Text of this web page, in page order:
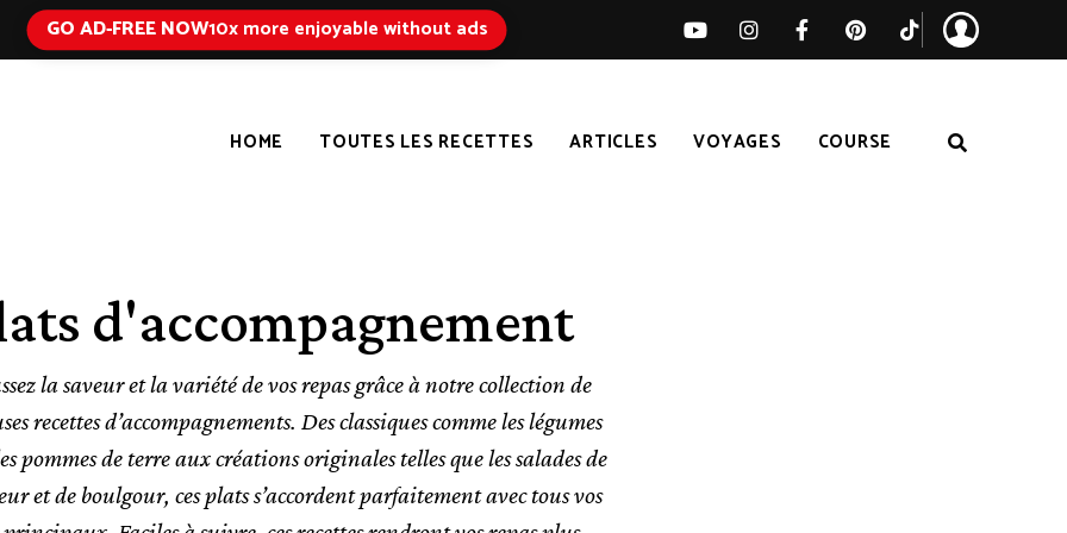
GO AD-FREE NOW10x more enjoyable without ads
HOME TOUTES LES RECETTES ARTICLES VOYAGES COURSE
d'accompagnement
la saveur et la variété de vos repas grâce à notre collection de
recettes d’accompagnements. Des classiques comme les légumes
pommes de terre aux créations originales telles que les salades de
et de boulgour, ces plats s’accordent parfaitement avec tous vos